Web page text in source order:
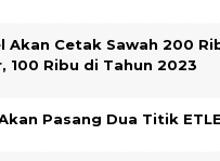
Akan Cetak Sawah 200
100 Ribu di Tahun 2023
Pasang Dua Titik ETLE